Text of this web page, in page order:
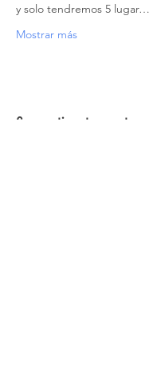
y solo tendremos 5 lugar…
Mostrar más
Compartir este evento